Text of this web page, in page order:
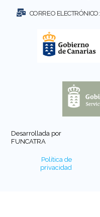
CORREO ELECTRÓNICO:
Desarrollada por
FUNCATRA
Política de
privacidad